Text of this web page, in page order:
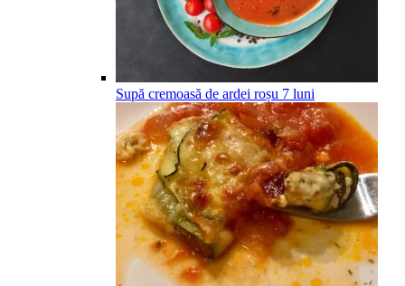
Supă cremoasă de ardei roșu 7 luni